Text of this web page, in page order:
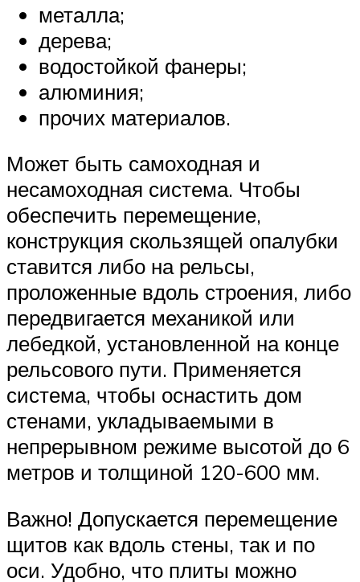
металла;
дерева;
водостойкой фанеры;
алюминия;
прочих материалов.
Может быть самоходная и
несамоходная система. Чтобы
обеспечить перемещение,
конструкция скользящей опалубки
ставится либо на рельсы,
проложенные вдоль строения, либо
передвигается механикой или
лебедкой, установленной на конце
рельсового пути. Применяется
система, чтобы оснастить дом
стенами, укладываемыми в
непрерывном режиме высотой до 6
метров и толщиной 120-600 мм.
Важно! Допускается перемещение
щитов как вдоль стены, так и по
оси. Удобно, что плиты можно